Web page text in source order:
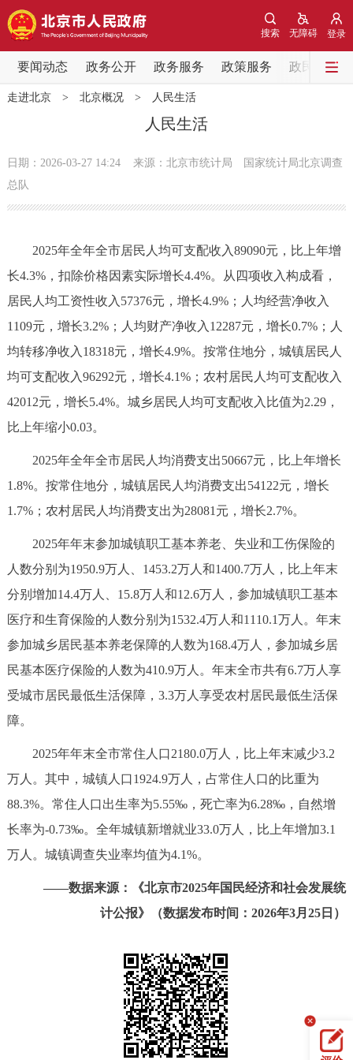
登录
无障碍
搜索
要闻动态 政务公开 政务服务 政策服务 政民互动
要闻动态
党中央精神 国务院信息
市领导 机构职能 政策服务
政策兑现 政策解读 回应关切
决策公开 专题公开
政务服务
个人服务 法人服务 部门服务
中介服务 阳光政务
政民互动
12345网上接诉即办 我要咨询 我要建议
参与调查 在线访谈 图说互动
北京概况 十六区概览 人文北京
绿色北京 图说北京 视频北京
ENGLISH 한국어 日本語
العربية
走进北京> 北京概况> 人民生活
人民生活
日期：2026-03-27 14:24
来源：北京市统计局 国家统计局北京调查
总队
2025年全年全市居民人均可支配收入89090元，比上年增
长4.3%，扣除价格因素实际增长4.4%。从四项收入构成看，
居民人均工资性收入57376元，增长4.9%；人均经营净收入
1109元，增长3.2%；人均财产净收入12287元，增长0.7%；人
均转移净收入18318元，增长4.9%。按常住地分，城镇居民人
均可支配收入96292元，增长4.1%；农村居民人均可支配收入
42012元，增长5.4%。城乡居民人均可支配收入比值为2.29，
比上年缩小0.03。
2025年全年全市居民人均消费支出50667元，比上年增长
1.8%。按常住地分，城镇居民人均消费支出54122元，增长
1.7%；农村居民人均消费支出为28081元，增长2.7%。
2025年年末参加城镇职工基本养老、失业和工伤保险的
人数分别为1950.9万人、1453.2万人和1400.7万人，比上年末
分别增加14.4万人、15.8万人和12.6万人，参加城镇职工基本
医疗和生育保险的人数分别为1532.4万人和1110.1万人。年末
参加城乡居民基本养老保障的人数为168.4万人，参加城乡居
民基本医疗保险的人数为410.9万人。年末全市共有6.7万人享
受城市居民最低生活保障，3.3万人享受农村居民最低生活保
障。
2025年年末全市常住人口2180.0万人，比上年末减少3.2
万人。其中，城镇人口1924.9万人，占常住人口的比重为
88.3%。常住人口出生率为5.55‰，死亡率为6.28‰，自然增
长率为-0.73‰。全年城镇新增就业33.0万人，比上年增加3.1
万人。城镇调查失业率均值为4.1%。
——数据来源：《北京市2025年国民经济和社会发展统
计公报》（数据发布时间：2026年3月25日）